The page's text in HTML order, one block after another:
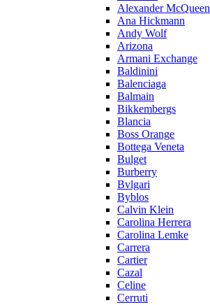
Alexander McQueen
Ana Hickmann
Andy Wolf
Arizona
Armani Exchange
Baldinini
Balenciaga
Balmain
Bikkembergs
Blancia
Boss Orange
Bottega Veneta
Bulget
Burberry
Bvlgari
Byblos
Calvin Klein
Carolina Herrera
Carolina Lemke
Carrera
Cartier
Cazal
Celine
Cerruti